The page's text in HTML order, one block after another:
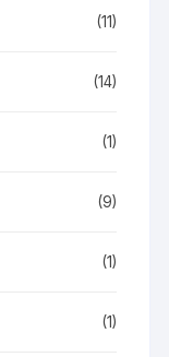
(11)
(14)
(1)
(9)
(1)
(1)